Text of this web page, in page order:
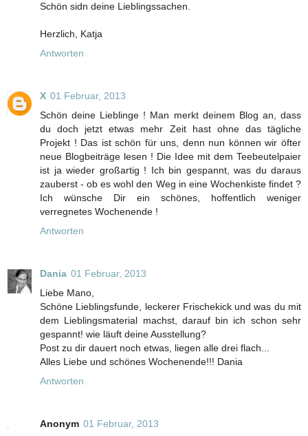
Schön sidn deine Lieblingssachen.
Herzlich, Katja
Antworten
X 01 Februar, 2013
Schön deine Lieblinge ! Man merkt deinem Blog an, dass
du doch jetzt etwas mehr Zeit hast ohne das tägliche
Projekt ! Das ist schön für uns, denn nun können wir öfter
neue Blogbeiträge lesen ! Die Idee mit dem Teebeutelpaier
ist ja wieder großartig ! Ich bin gespannt, was du daraus
zauberst - ob es wohl den Weg in eine Wochenkiste findet ?
Ich wünsche Dir ein schönes, hoffentlich weniger
verregnetes Wochenende !
Antworten
Dania 01 Februar, 2013
Liebe Mano,
Schöne Lieblingsfunde, leckerer Frischekick und was du mit
dem Lieblingsmaterial machst, darauf bin ich schon sehr
gespannt! wie läuft deine Ausstellung?
Post zu dir dauert noch etwas, liegen alle drei flach...
Alles Liebe und schönes Wochenende!!! Dania
Antworten
Anonym 01 Februar, 2013